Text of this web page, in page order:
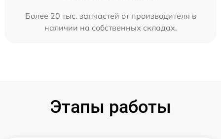
Более 20 тыс. запчастей от производителя в
наличии на собственных складах.
Этапы работы